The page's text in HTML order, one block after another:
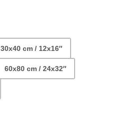
30x40 cm / 12x16″
60x80 cm / 24x32″